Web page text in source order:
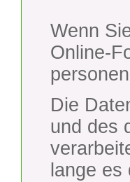
Wenn
Online-
Die
und des
lange